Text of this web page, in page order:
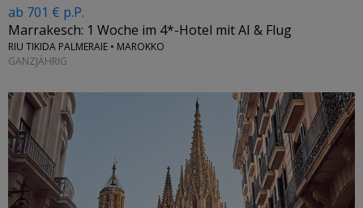
ab 701 € p.P.
Marrakesch: 1 Woche im 4*-Hotel mit AI & Flug
RIU TIKIDA PALMERAIE • MAROKKO
GANZJÄHRIG
←